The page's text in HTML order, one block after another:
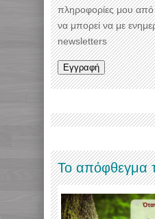
πληροφορίες μου
να μπορεί να με
newsletters
Το απόφθεγμα